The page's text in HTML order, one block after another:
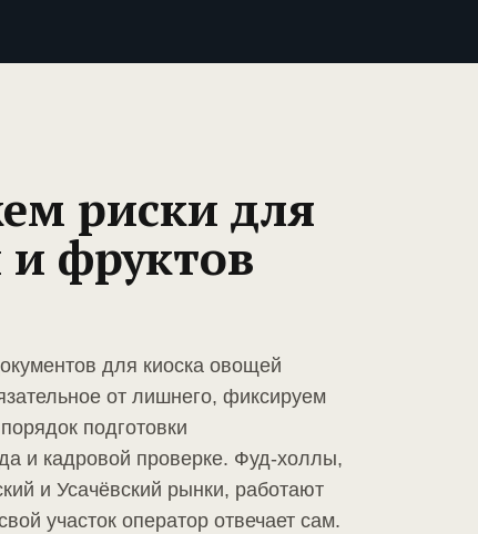
риски для
фруктов
для киоска овощей
от лишнего, фиксируем
подготовки
и кадровой проверке. Фуд-холлы,
и Усачёвский рынки, работают
участок оператор отвечает сам.